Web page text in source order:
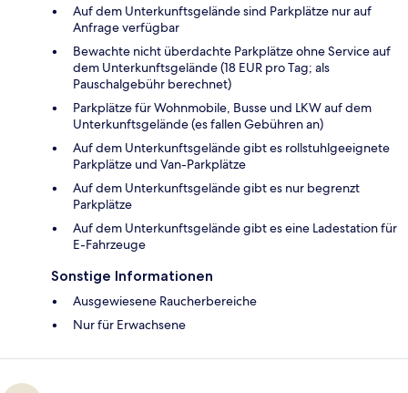
Auf dem Unterkunftsgelände sind Parkplätze nur auf
Anfrage verfügbar
Bewachte nicht überdachte Parkplätze ohne Service auf
dem Unterkunftsgelände (18 EUR pro Tag; als
Pauschalgebühr berechnet)
Parkplätze für Wohnmobile, Busse und LKW auf dem
Unterkunftsgelände (es fallen Gebühren an)
Auf dem Unterkunftsgelände gibt es rollstuhlgeeignete
Parkplätze und Van-Parkplätze
Auf dem Unterkunftsgelände gibt es nur begrenzt
Parkplätze
Auf dem Unterkunftsgelände gibt es eine Ladestation für
E-Fahrzeuge
Sonstige Informationen
Ausgewiesene Raucherbereiche
Nur für Erwachsene